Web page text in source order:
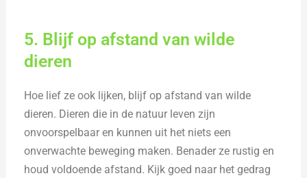
5. Blijf op afstand van wilde
dieren
Hoe lief ze ook lijken, blijf op afstand van wilde
dieren. Dieren die in de natuur leven zijn
onvoorspelbaar en kunnen uit het niets een
onverwachte beweging maken. Benader ze rustig en
houd voldoende afstand. Kijk goed naar het gedrag